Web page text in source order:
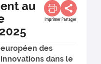
au
Imprimer Partager
des
dans le